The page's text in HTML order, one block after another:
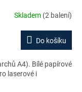
Skladem (2 balení)
Do košíku
A4). Bílé papírové
laserové i